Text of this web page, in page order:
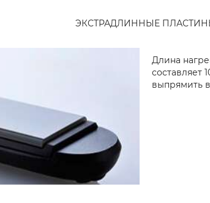
ЭКСТРАДЛИННЫЕ
Длина
составляет
выпрямить